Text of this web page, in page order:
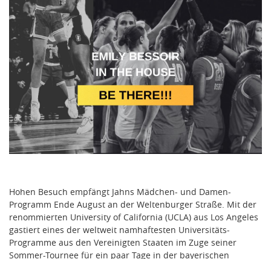
Hohen Besuch empfängt Jahns Mädchen- und Damen-
Programm Ende August an der Weltenburger Straße. Mit der
renommierten University of California (UCLA) aus Los Angeles
gastiert eines der weltweit namhaftesten Universitäts-
Programme aus den Vereinigten Staaten im Zuge seiner
Sommer-Tournee für ein paar Tage in der bayerischen